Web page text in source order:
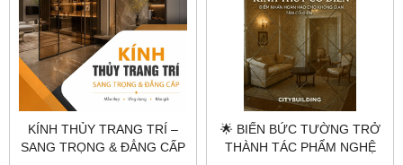
KÍNH THỦY TRANG TRÍ –
SANG TRỌNG & ĐẲNG CẤP
🌟 BIẾN BỨC TƯỜNG TRỞ
THÀNH TÁC PHẨM NGHỆ